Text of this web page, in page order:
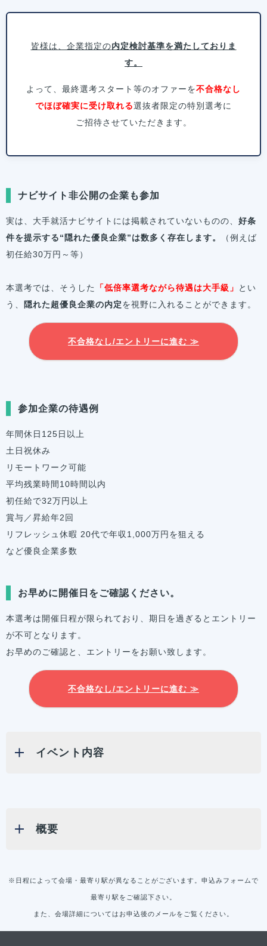
皆様は、企業指定の内定検討基準を満たしておりま
す。
よって、最終選考スタート等のオファーを不合格なし
でほぼ確実に受け取れる選抜者限定の特別選考に
ご招待させていただきます。
ナビサイト非公開の企業も参加
実は、大手就活ナビサイトには掲載されていないものの、 好条
件を提示する“隠れた優良企業”は数多く存在します。
（例えば
初任給30万円～等）
本選考では、そうした 「低倍率選考ながら待遇は大手級」
とい
う、
隠れた超優良企業の内定を視野に入れることができます。
不合格なし/エントリーに進む ≫
参加企業の待遇例
年間休日125日以上
土日祝休み
リモートワーク可能
平均残業時間10時間以内
初任給で32万円以上
賞与／昇給年2回
リフレッシュ休暇 20代で年収1,000万円を狙える
など優良企業多数
お早めに開催日をご確認ください。
本選考は開催日程が限られており、期日を過ぎるとエントリー
が不可となります。
お早めのご確認と、エントリーをお願い致します。
不合格なし/エントリーに進む ≫
イベント内容
概要
※日程によって会場・最寄り駅が異なることがございます。申込みフォームで
最寄り駅をご確認下さい。
また、会場詳細についてはお申込後のメールをご覧ください。